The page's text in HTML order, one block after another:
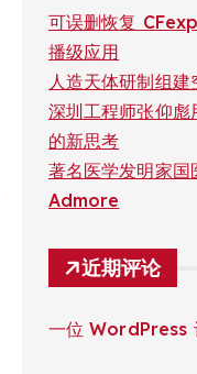
可误删恢复
播级应用
人造天体研制组建
深圳工程师张仰
的新思考
著名医学发明家
Admore
近期评论
一位 WordPress